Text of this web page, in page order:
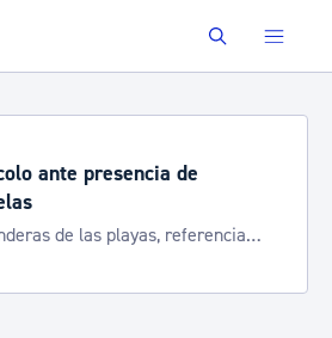
Buscar
ante presencia de
de las playas, referencia